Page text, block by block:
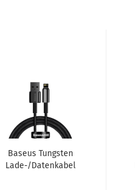
Ba­seus Tungs­ten
Lade-/Da­ten­ka­bel